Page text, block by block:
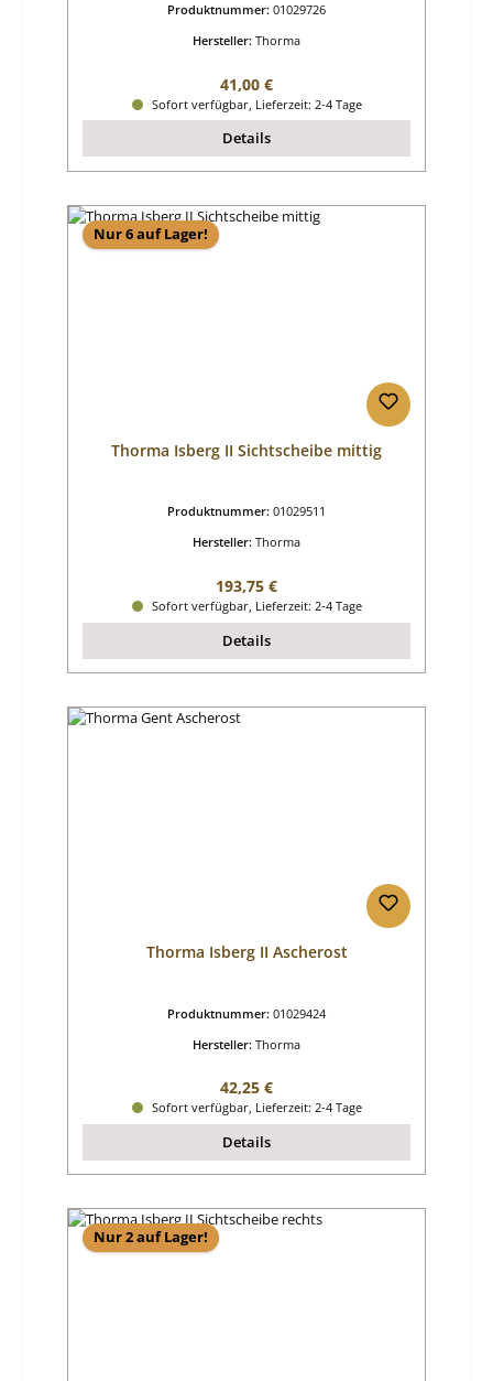
Produktnummer: 01029726
Hersteller: Thorma
Regulärer Preis:
41,00 €
Sofort verfügbar, Lieferzeit: 2-4 Tage
Details
Nur 6 auf Lager!
Thorma Isberg II Sichtscheibe mittig
Produktnummer: 01029511
Hersteller: Thorma
Regulärer Preis:
193,75 €
Sofort verfügbar, Lieferzeit: 2-4 Tage
Details
Thorma Isberg II Ascherost
Produktnummer: 01029424
Hersteller: Thorma
Regulärer Preis:
42,25 €
Sofort verfügbar, Lieferzeit: 2-4 Tage
Details
Nur 2 auf Lager!